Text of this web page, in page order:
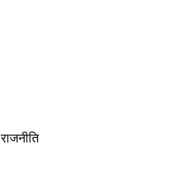
राजनीति